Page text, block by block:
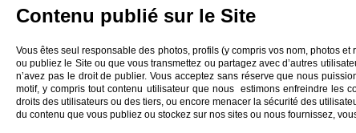
Contenu publié sur le Site
Vous êtes seul responsable des photos, profils (y compris vos nom, photos
ou publiez le Site ou que vous transmettez ou partagez avec d’autres
n’avez pas le droit de publier. Vous acceptez sans réserve que nous
motif, y compris tout contenu utilisateur que nous estimons enfreindre les
droits des utilisateurs ou des tiers, ou encore menacer la sécurité des
du contenu que vous publiez ou stockez sur nos sites ou nous fournissez,